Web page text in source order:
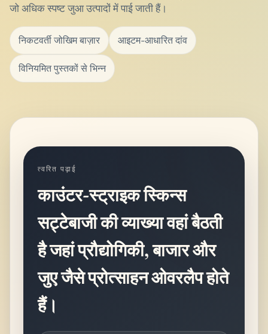
जो अधिक स्पष्ट जुआ उत्पादों में पाई जाती हैं।
निकटवर्ती जोखिम बाज़ार आइटम-आधारित दांव
विनियमित पुस्तकों से भिन्न
त्वरित पढ़ाई
काउंटर-स्ट्राइक स्किन्स
सट्टेबाजी की व्याख्या वहां बैठती
है जहां प्रौद्योगिकी, बाजार और
जुए जैसे प्रोत्साहन ओवरलैप होते
हैं।